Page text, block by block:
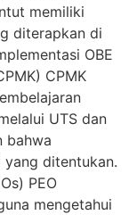
memiliki
diterapkan di
OBE
CPMK
UTS dan
bahwa
yang ditentukan.
PEO
mengetahui